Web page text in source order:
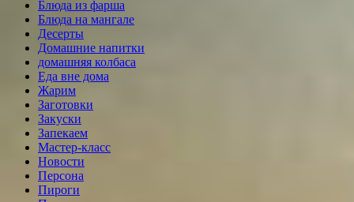
Блюда из фарша
Блюда на мангале
Десерты
Домашние напитки
домашняя колбаса
Еда вне дома
Жарим
Заготовки
Закуски
Запекаем
Мастер-класс
Новости
Персона
Пироги